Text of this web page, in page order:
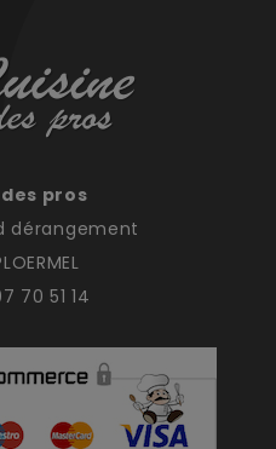
pros
dérangement
70 51 14